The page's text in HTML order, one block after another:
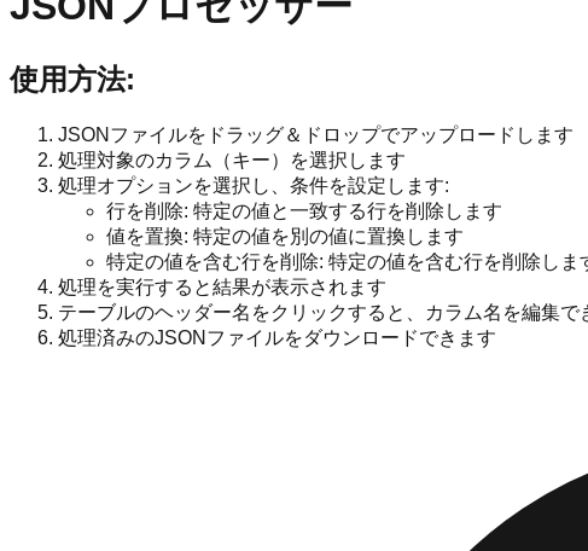
使用方法:
JSONファイルをドラッグ＆ドロップでアップロードします
処理対象のカラム（キー）を選択します
処理オプションを選択し、条件を設定します:
行を削除: 特定の値と一致する行を削除します
値を置換: 特定の値を別の値に置換します
特定の値を含む行を削除: 特定の値を含む行を削除しま
処理を実行すると結果が表示されます
テーブルのヘッダー名をクリックすると、カラム名を編集で
処理済みのJSONファイルをダウンロードできます